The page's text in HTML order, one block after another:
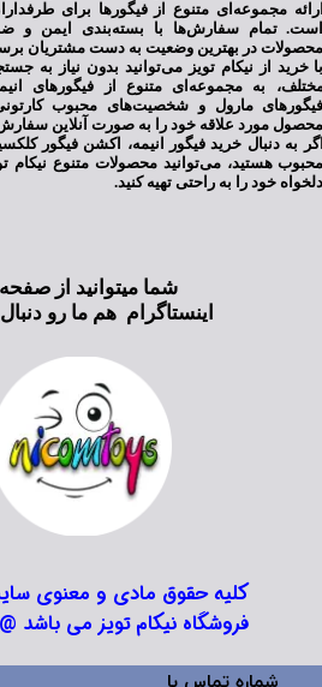
مجموعه‌ای متنوع از فیگورها برای
تمام سفارش‌ها با بسته‌بندی ایمن و
در بهترین وضعیت به دست مشتریان
خرید از نیکام تویز می‌توانید بدون نیاز به
به مجموعه‌ای متنوع از فیگورهای
مارول و شخصیت‌های محبوب
مورد علاقه خود را به صورت آنلاین
به دنبال خرید فیگور انیمه، اکشن فیگور
هستید، می‌توانید محصولات متنوع نیکام
خود را به راحتی تهیه کنید.
فروشگاه نیکام تویز می باشد @2026
شما میتوانید از صفحه
اینستاگرام هم ما رو